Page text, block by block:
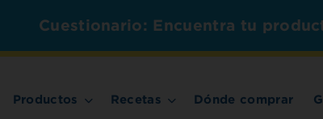
Cuestionario: Encuentra tu
Productos Recetas Dónde comprar